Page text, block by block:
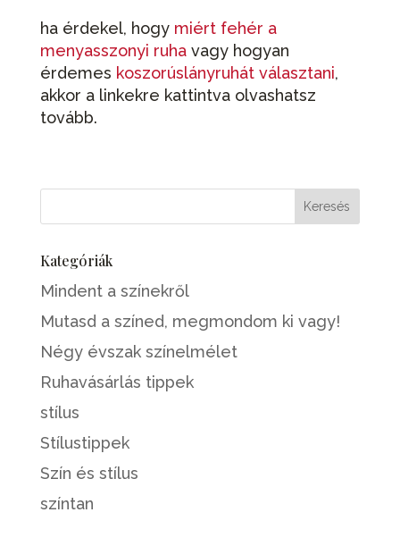
ha érdekel, hogy miért fehér a
menyasszonyi ruhavagy hogyan
érdemes koszorúslányruhát választani,
akkor a linkekre kattintva olvashatsz
tovább.
Kategóriák
Mindent a színekről
Mutasd a színed, megmondom ki vagy!
Négy évszak színelmélet
Ruhavásárlás tippek
stílus
Stílustippek
Szín és stílus
színtan